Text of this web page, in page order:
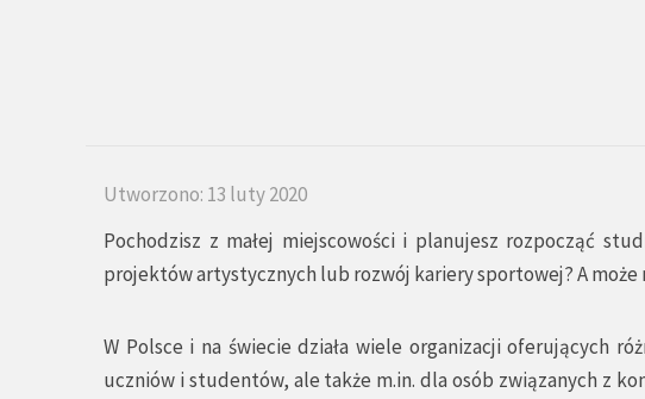
Utworzono: 13 luty 2020
Pochodzisz z małej miejscowości i planujesz rozpocząć
projektów artystycznych lub rozwój kariery sportowej? A może
W Polsce i na świecie działa wiele organizacji oferujących
uczniów i studentów, ale także m.in. dla osób związanych z